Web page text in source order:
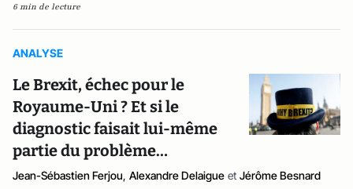
6 min de lecture
ANALYSE
Le Brexit, échec pour le
Royaume-Uni ? Et si le
diagnostic faisait lui-même
partie du problème…
Jean-Sébastien Ferjou, Alexandre Delaigue et Jérôme Besnard